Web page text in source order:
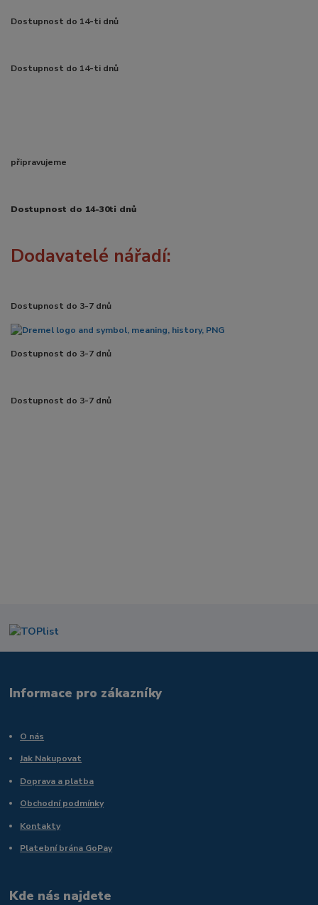
Dostupnost do 14-ti dnů
Dostupnost do 14-ti dnů
připravujeme
Dostupnost do 14-30ti dnů
Dodavatelé nářadí:
Dostupnost do 3-7 dnů
Dostupnost do 3-7 dnů
Dostupnost do 3-7 dnů
Informace pro zákazníky
O nás
Jak Nakupovat
Doprava a platba
Obchodní podmínky
Kontakty
Platební brána GoPay
Kde nás najdete